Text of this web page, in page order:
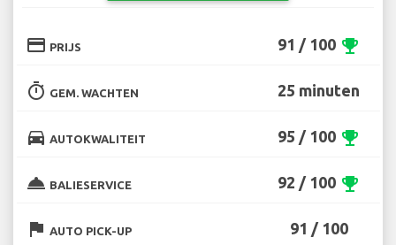
credit_card PRIJS 91 / 100 emoji_events
timer GEM. WACHTEN 25 minuten
directions_car AUTOKWALITEIT 95 / 100 emoji_events
room_service BALIESERVICE 92 / 100 emoji_events
flag AUTO PICK-UP 91 / 100